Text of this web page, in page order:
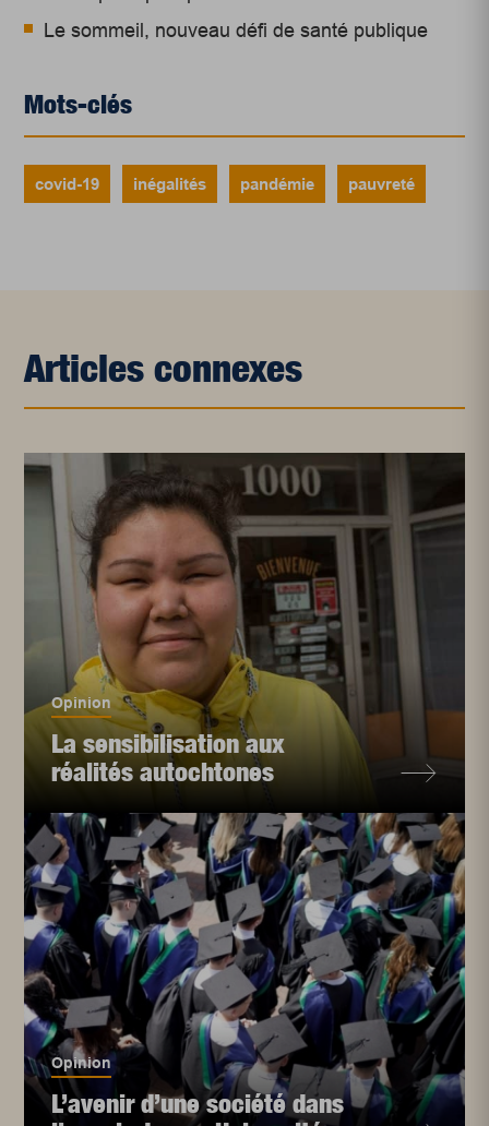
Le sommeil, nouveau défi de santé publique
Mots-clés
covid-19 inégalités pandémie pauvreté
Articles connexes
Opinion
La sensibilisation aux
réalités autochtones
Opinion
L’avenir d’une société dans